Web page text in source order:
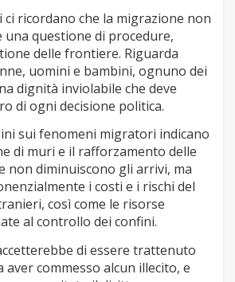
ci ricordano che la migrazione non
una questione di procedure,
delle frontiere. Riguarda
uomini e bambini, ognuno dei
dignità inviolabile che deve
di ogni decisione politica.
sui fenomeni migratori indicano
di muri e il rafforzamento delle
non diminuiscono gli arrivi, ma
i costi e i rischi del
così come le risorse
al controllo dei confini.
di essere trattenuto
aver commesso alcun illecito, e